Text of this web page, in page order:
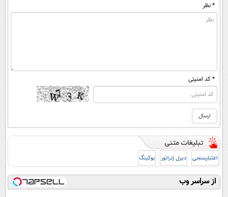
* نظر
* کد امنیتی
اعتبارسنجی دیزل ژنراتور بوکینگ
از سراسر وب